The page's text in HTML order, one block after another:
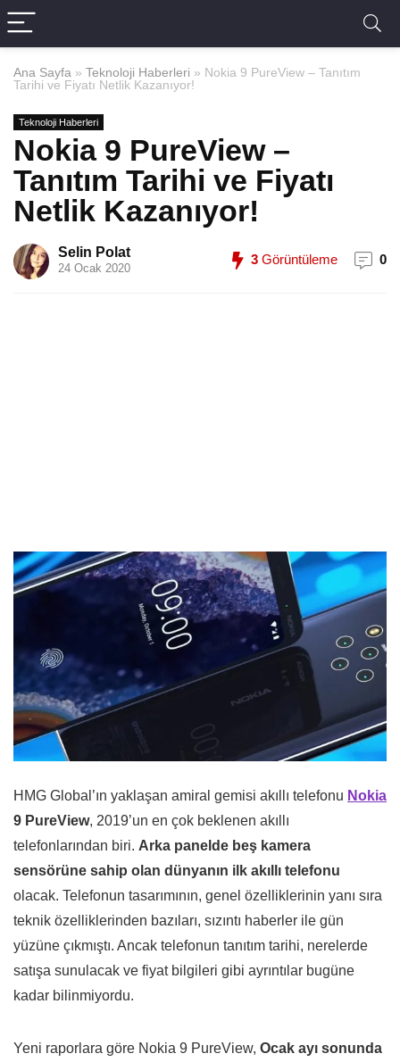
Ana Sayfa » Teknoloji Haberleri » Nokia 9 PureView – Tanıtım
Tarihi ve Fiyatı Netlik Kazanıyor!
Teknoloji Haberleri
Nokia 9 PureView –
Tanıtım Tarihi ve Fiyatı
Netlik Kazanıyor!
Selin Polat
24 Ocak 2020
3 Görüntüleme 0
HMG Global’ın yaklaşan amiral gemisi akıllı telefonu Nokia
9 PureView, 2019’un en çok beklenen akıllı
telefonlarından biri. Arka panelde beş kamera
sensörüne sahip olan dünyanın ilk akıllı telefonu
olacak. Telefonun tasarımının, genel özelliklerinin yanı sıra
teknik özelliklerinden bazıları, sızıntı haberler ile gün
yüzüne çıkmıştı. Ancak telefonun tanıtım tarihi, nerelerde
satışa sunulacak ve fiyat bilgileri gibi ayrıntılar bugüne
kadar bilinmiyordu.
Yeni raporlara göre Nokia 9 PureView, Ocak ayı sonunda